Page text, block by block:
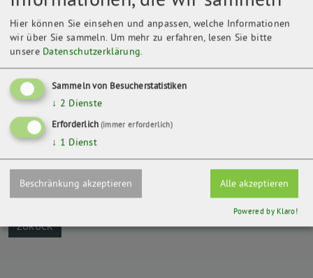
Kontakt
Am Sportforum 3
04105 Leipzig
ZURÜCK
Hier können Sie einsehen und anpassen, welche Informationen
wir über Sie sammeln. Um mehr zu erfahren, lesen Sie bitte
unsere Datenschutzerklärung.
Sammeln von Besucherstatistiken
↓ 2 Dienste
Erforderlich (immer erforderlich)
↓ 1 Dienst
Beschränkung akzeptieren Alle akzeptieren
Powered by Klaro!